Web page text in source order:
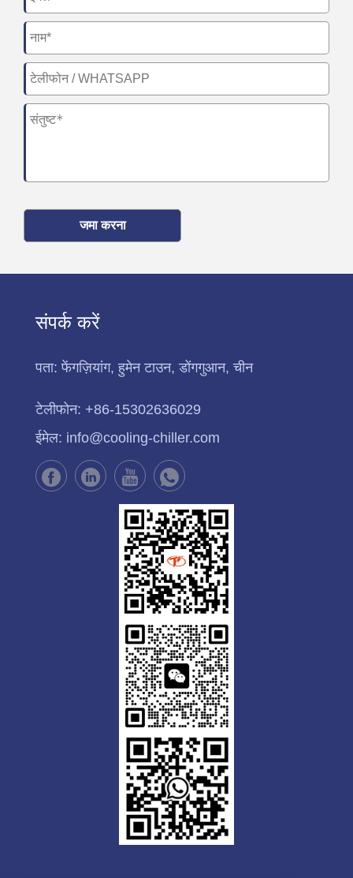
जमा करना
संपर्क करें
पता:फेंगज़ियांग, हुमेन टाउन, डोंगगुआन, चीन
टेलीफोन: +86-15302636029
ईमेल: info@cooling-chiller.com